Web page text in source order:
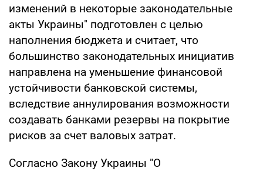
изменений в некоторые законодательные
акты Украины" подготовлен с целью
наполнения бюджета и считает, что
большинство законодательных инициатив
направлена на уменьшение финансовой
устойчивости банковской системы,
вследствие аннулирования возможности
создавать банками резервы на покрытие
рисков за счет валовых затрат.
Согласно Закону Украины "О